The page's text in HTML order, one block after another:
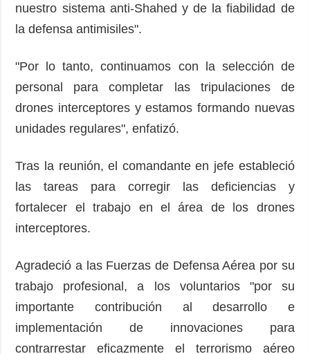
nuestro sistema anti-Shahed y de la fiabilidad de
la defensa antimisiles".
"Por lo tanto, continuamos con la selección de
personal para completar las tripulaciones de
drones interceptores y estamos formando nuevas
unidades regulares", enfatizó.
Tras la reunión, el comandante en jefe estableció
las tareas para corregir las deficiencias y
fortalecer el trabajo en el área de los drones
interceptores.
Agradeció a las Fuerzas de Defensa Aérea por su
trabajo profesional, a los voluntarios "por su
importante contribución al desarrollo e
implementación de innovaciones para
contrarrestar eficazmente el terrorismo aéreo